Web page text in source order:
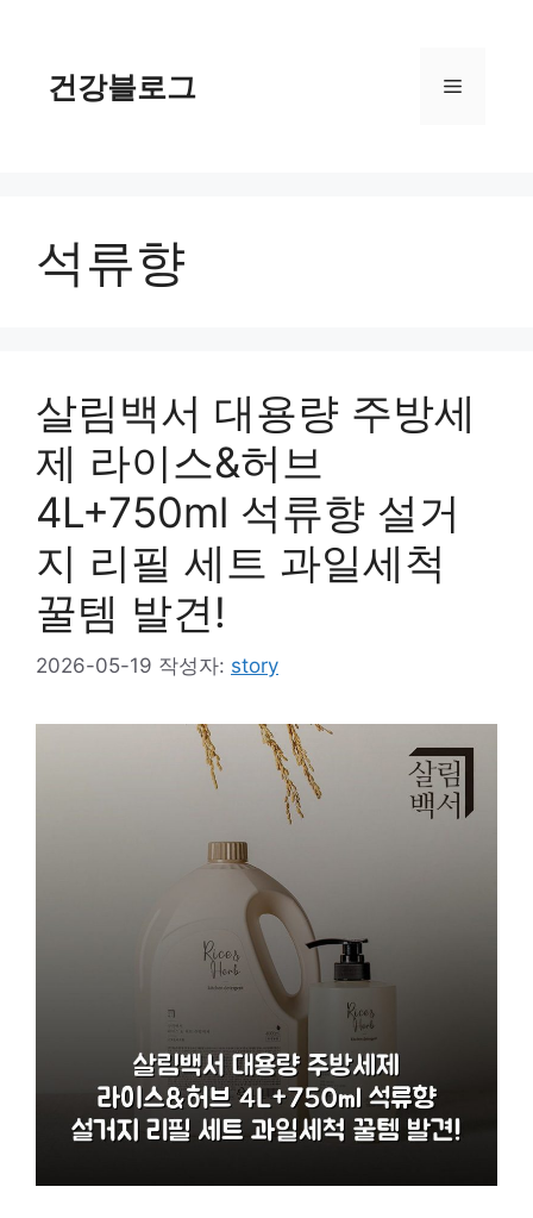
건강블로그 메
석류향
살림백서 대용량 주방세
제 라이스&허브
4L+750ml 석류향 설거
지 리필 세트 과일세척
꿀템 발견!
2026-05-19 작성자: story